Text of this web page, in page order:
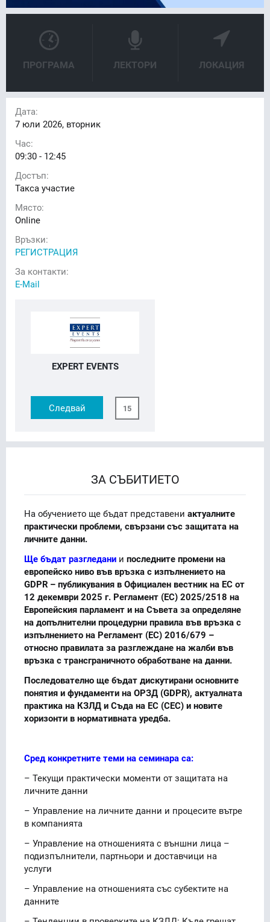
ПРОГРАМА ЛЕКТОРИ ЛОКАЦИЯ
Дата:
7 юли 2026, вторник
Час:
09:30 - 12:45
Достъп:
Такса участие
Място:
Online
Връзки:
РЕГИСТРАЦИЯ
За контакти:
E-Mail
EXPERT EVENTS
Следвай 15
ЗА СЪБИТИЕТО
На обучението ще бъдат представени актуалните
практически проблеми, свързани със защитата на
личните данни.
Ще бъдат разгледани и последните промени на
европейско ниво във връзка с изпълнението на
GDPR – публикувания в Официален вестник на ЕС от
12 декември 2025 г. Регламент (ЕС) 2025/2518 на
Европейския парламент и на Съвета за определяне
на допълнителни процедурни правила във връзка с
изпълнението на Регламент (ЕС) 2016/679 –
относно правилата за разглеждане на жалби във
връзка с трансграничното обработване на данни.
Последователно ще бъдат дискутирани основните
понятия и фундаменти на ОРЗД (GDPR), актуалната
практика на КЗЛД и Съда на ЕС (СЕС) и новите
хоризонти в нормативната уредба.
Сред конкретните теми на семинара са:
– Текущи практически моменти от защитата на
личните данни
– Управление на личните данни и процесите вътре
в компанията
– Управление на отношенията с външни лица –
подизпълнители, партньори и доставчици на
услуги
– Управление на отношенията със субектите на
данните